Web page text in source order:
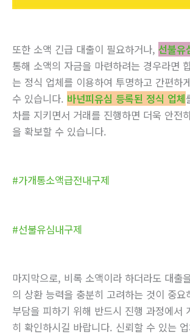
또한 소액 긴급 대출이 필요하거나, 선불유
통해 소액의 자금을 마련하려는 경우라면
는 정식 업체를 이용하여 투명하고 간편하
수 있습니다. 바넌피유심 등록된 정식 업체
차를 지키면서 거래를 진행하면 더욱 안전
을 확보할 수 있습니다.
#가개통소액급전내구제
#선불유심내구제
마지막으로, 비록 소액이라 하더라도 대출
의 상환 능력을 충분히 고려하는 것이 중요
부담을 피하기 위해 반드시 진행 과정에서
히 확인하시길 바랍니다. 신뢰할 수 있는